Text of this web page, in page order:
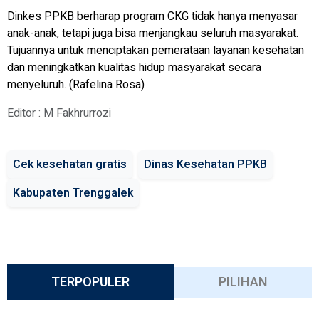
Dinkes PPKB berharap program CKG tidak hanya menyasar
anak-anak, tetapi juga bisa menjangkau seluruh masyarakat.
Tujuannya untuk menciptakan pemerataan layanan kesehatan
dan meningkatkan kualitas hidup masyarakat secara
menyeluruh. (Rafelina Rosa)
Editor : M Fakhrurrozi
Cek kesehatan gratis
Dinas Kesehatan PPKB
Kabupaten Trenggalek
TERPOPULER PILIHAN